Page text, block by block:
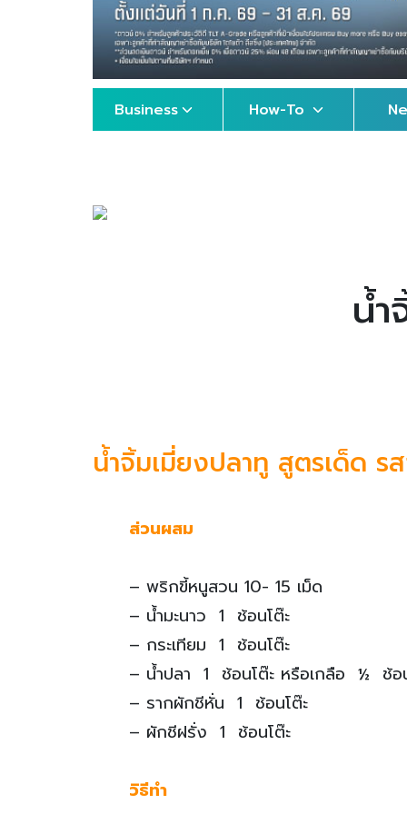
Business How-To
น้
น้ำจิ้มเมี่ยงปลาทู สูตรเด็ด ร
ส่วนผสม
– พริกขี้หนูสวน 10- 15 เม็ด
– น้ำมะนาว 1 ช้อนโต๊ะ
– กระเทียม 1 ช้อนโต๊ะ
– น้ำปลา 1 ช้อนโต๊ะ หรือเกลือ ½ ช้อ
– รากผักชีหั่น 1 ช้อนโต๊ะ
– ผักชีฝรั่ง 1 ช้อนโต๊ะ
วิธีทำ